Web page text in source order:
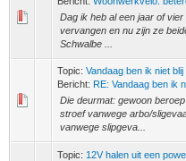
Dag ik heb al een jaar of
vervangen en nu zijn ze
Schwalbe ...
Topic: Vandaag ben ik niet blij
Bericht: RE: Vandaag ben ik
Die deurmat: gewoon
stroef vanwege arbo/
vanwege slipgeva...
Topic: 12V halen uit een